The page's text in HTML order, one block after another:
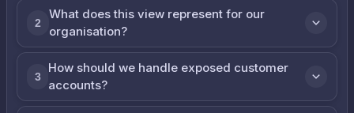
2
What does this view represent for our
organisation?
3
How should we handle exposed customer
accounts?